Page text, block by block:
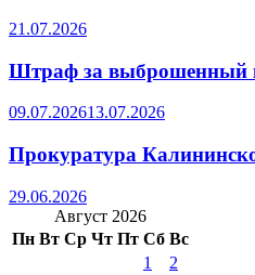
21.07.2026
Штраф за выброшенный
09.07.202613.07.2026
Прокуратура
29.06.2026
Август 2026
Пн Вт Ср Чт Пт Сб Вс
1
2